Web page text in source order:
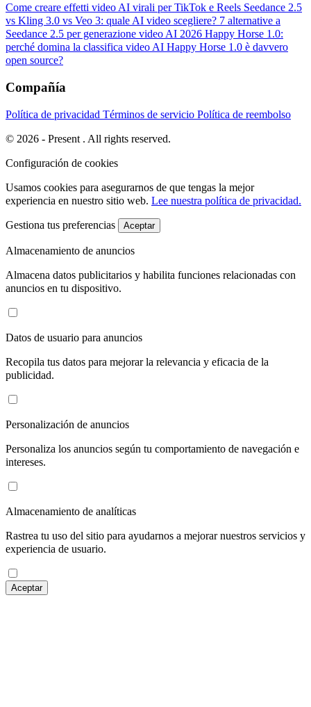
Come creare effetti video AI virali per TikTok e Reels Seedance 2.5
vs Kling 3.0 vs Veo 3: quale AI video scegliere? 7 alternative a
Seedance 2.5 per generazione video AI 2026 Happy Horse 1.0:
perché domina la classifica video AI Happy Horse 1.0 è davvero
open source?
Compañía
Política de privacidad Términos de servicio Política de reembolso
© 2026 - Present . All rights reserved.
Configuración de cookies
Usamos cookies para asegurarnos de que tengas la mejor
experiencia en nuestro sitio web. Lee nuestra política de privacidad.
Gestiona tus preferencias Aceptar
Almacenamiento de anuncios
Almacena datos publicitarios y habilita funciones relacionadas con
anuncios en tu dispositivo.
Datos de usuario para anuncios
Recopila tus datos para mejorar la relevancia y eficacia de la
publicidad.
Personalización de anuncios
Personaliza los anuncios según tu comportamiento de navegación e
intereses.
Almacenamiento de analíticas
Rastrea tu uso del sitio para ayudarnos a mejorar nuestros servicios y
experiencia de usuario.
Aceptar